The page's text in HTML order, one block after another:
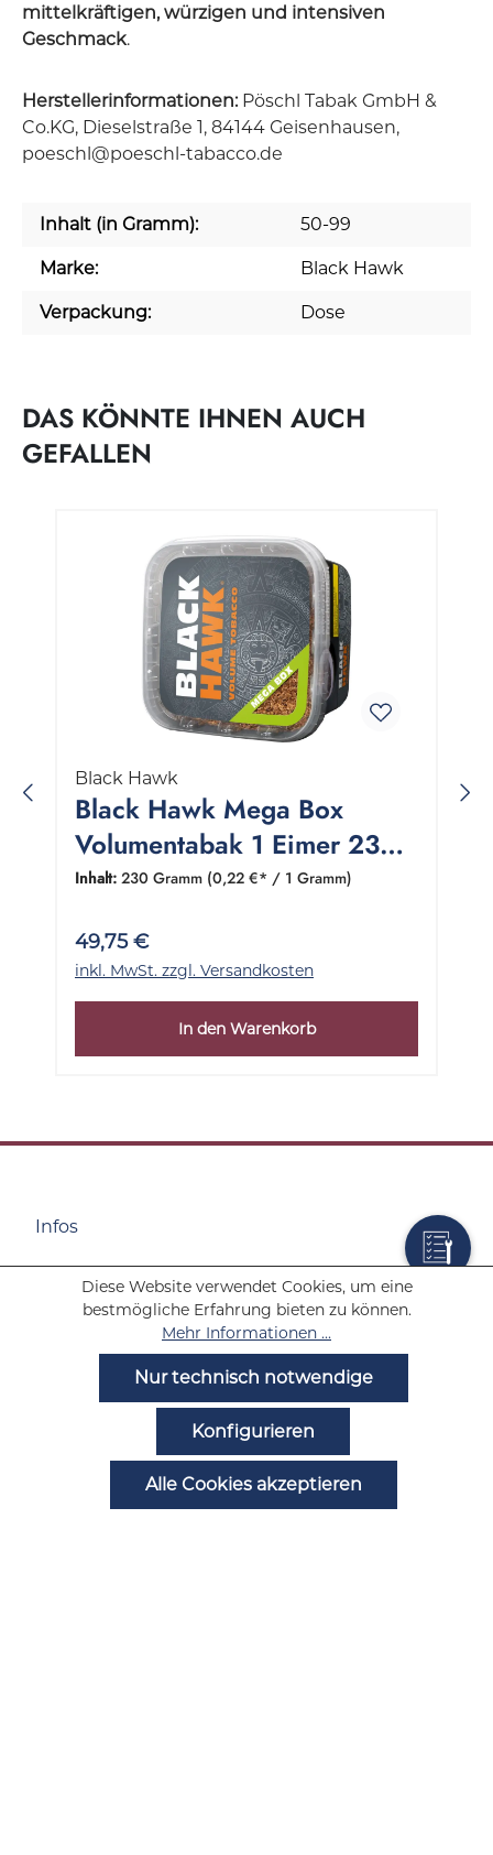
mittelkräftigen, würzigen und intensiven
Geschmack.
Herstellerinformationen: Pöschl Tabak GmbH &
Co.KG, Dieselstraße 1, 84144 Geisenhausen,
poeschl@poeschl-tabacco.de
Inhalt (in Gramm): 50-99
Marke: Black Hawk
Verpackung: Dose
DAS KÖNNTE IHNEN AUCH
GEFALLEN
Black Hawk
Black Hawk Mega Box
Volumentabak 1 Eimer 230
Gramm
Inhalt: 230 Gramm (0,22 €* / 1 Gramm)
49,75 €
inkl. MwSt. zzgl. Versandkosten
In den Warenkorb
Infos
Wolf Tabakwaren
Diese Website verwendet Cookies, um eine
bestmögliche Erfahrung bieten zu können.
Mehr Informationen ...
Nur technisch notwendige
Konfigurieren
Alle Cookies akzeptieren